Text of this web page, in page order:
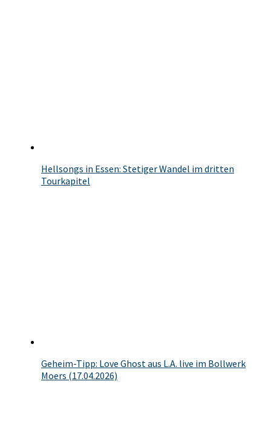
Hellsongs in Essen: Stetiger Wandel im dritten
Tourkapitel
Geheim-Tipp: Love Ghost aus L.A. live im Bollwerk
Moers (17.04.2026)